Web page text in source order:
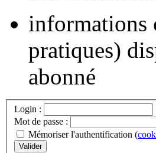
informations
pratiques)
abonné
Login :
Mot de passe :
Mémoriser l'authentification (